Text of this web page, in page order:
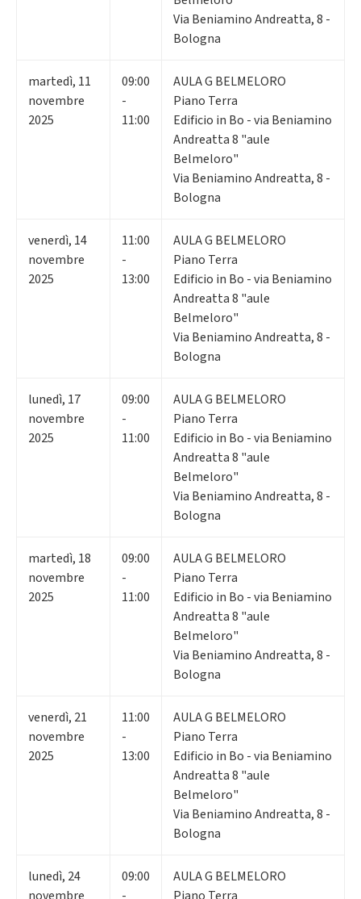
Via Beniamino Andreatta, 8 -
Bologna
martedì, 11
novembre
2025
09:00
-
11:00
AULA G BELMELORO
Piano Terra
Edificio in Bo - via Beniamino
Andreatta 8 "aule
Belmeloro"
Via Beniamino Andreatta, 8 -
Bologna
venerdì, 14
novembre
2025
11:00
-
13:00
AULA G BELMELORO
Piano Terra
Edificio in Bo - via Beniamino
Andreatta 8 "aule
Belmeloro"
Via Beniamino Andreatta, 8 -
Bologna
lunedì, 17
novembre
2025
09:00
-
11:00
AULA G BELMELORO
Piano Terra
Edificio in Bo - via Beniamino
Andreatta 8 "aule
Belmeloro"
Via Beniamino Andreatta, 8 -
Bologna
martedì, 18
novembre
2025
09:00
-
11:00
AULA G BELMELORO
Piano Terra
Edificio in Bo - via Beniamino
Andreatta 8 "aule
Belmeloro"
Via Beniamino Andreatta, 8 -
Bologna
venerdì, 21
novembre
2025
11:00
-
13:00
AULA G BELMELORO
Piano Terra
Edificio in Bo - via Beniamino
Andreatta 8 "aule
Belmeloro"
Via Beniamino Andreatta, 8 -
Bologna
lunedì, 24
09:00
AULA G BELMELORO